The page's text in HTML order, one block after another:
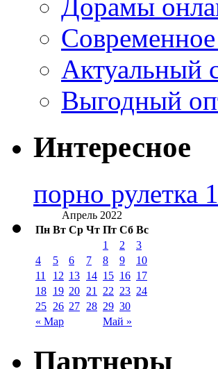
Дорамы
Актуальный
Выгодный
Интересное
порно рулетка
Апрель 2022
Пн Вт Ср Чт Пт Сб Вс
« Мар Май »
1 2
3
4
5 6 7 8 9
10
11
12 13 14 15 16 17
18 19 20 21 22 23 24
25 26 27 28 29 30
Партнеры